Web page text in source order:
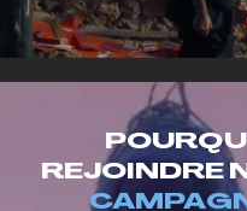
REJOINDRE